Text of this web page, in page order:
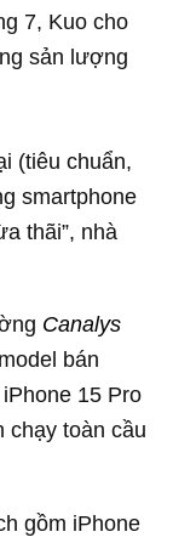
7, Kuo cho
sản lượng
(tiêu chuẩn,
smartphone
thãi”, nhà
Canalys
bán
15 Pro
chạy toàn cầu
gồm iPhone